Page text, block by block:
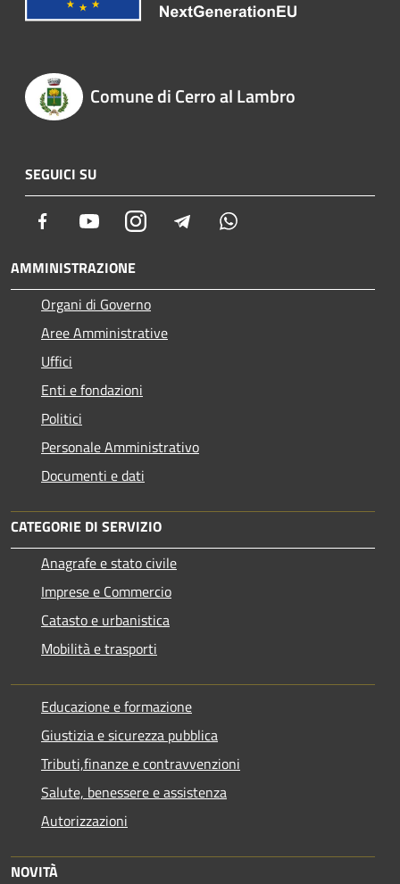
Comune di Cerro al Lambro
SEGUICI SU
Facebook YoutubeInstagram Telegram
AMMINISTRAZIONE
Organi di Governo
Aree Amministrative
Uffici
Enti e fondazioni
Politici
Personale Amministrativo
Documenti e dati
CATEGORIE DI SERVIZIO
Anagrafe e stato civile
Imprese e Commercio
Catasto e urbanistica
Mobilità e trasporti
Educazione e formazione
Giustizia e sicurezza pubblica
Tributi,finanze e contravvenzioni
Salute, benessere e assistenza
Autorizzazioni
NOVITÀ